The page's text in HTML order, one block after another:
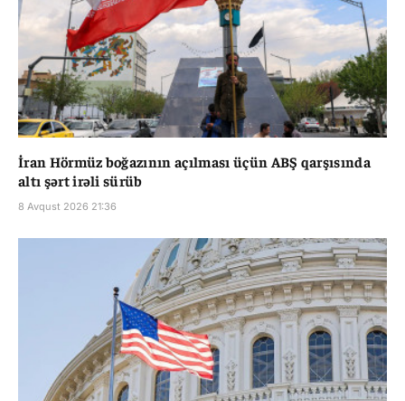
İran Hörmüz boğazının açılması üçün ABŞ qarşısında
altı şərt irəli sürüb
8 Avqust 2026 21:36